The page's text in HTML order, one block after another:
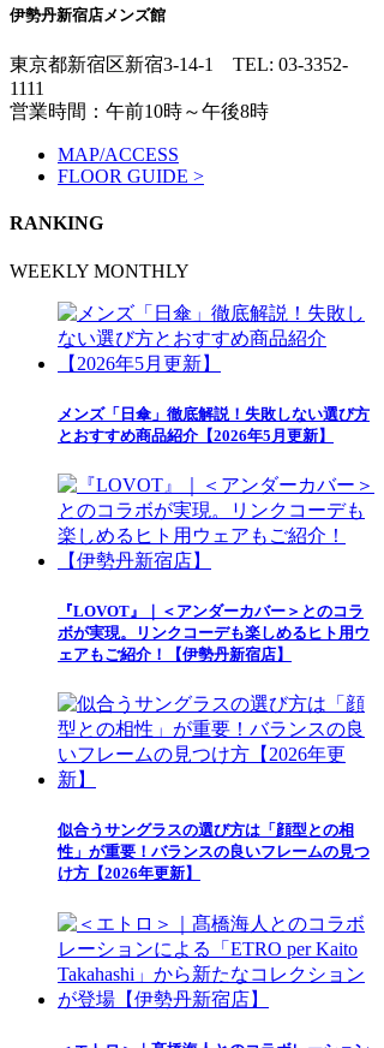
伊勢丹新宿店メンズ館
東京都新宿区新宿3-14-1 TEL: 03-3352-
1111
営業時間：午前10時～午後8時
MAP/ACCESS
FLOOR GUIDE >
RANKING
WEEKLY MONTHLY
メンズ「日傘」徹底解説！失敗しない選び方
とおすすめ商品紹介【2026年5月更新】
『LOVOT』｜＜アンダーカバー＞とのコラ
ボが実現。リンクコーデも楽しめるヒト用ウ
ェアもご紹介！【伊勢丹新宿店】
似合うサングラスの選び方は「顔型との相
性」が重要！バランスの良いフレームの見つ
け方【2026年更新】